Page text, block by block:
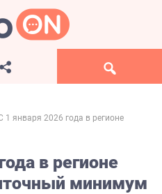
1 января 2026 года в регионе
в регионе
минимум